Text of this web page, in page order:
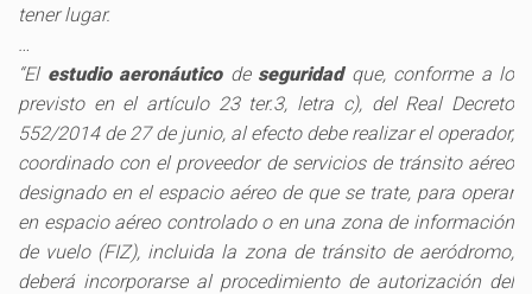
tener lugar.
…
“El estudio aeronáuticode seguridadque, conforme a lo
previsto en el artículo 23 ter.3, letra c), del Real Decreto
552/2014 de 27 de junio, al efecto debe realizar el operador,
coordinado con el proveedor de servicios de tránsito aéreo
designado en el espacio aéreo de que se trate, para operar
en espacio aéreo controlado o en una zona de información
de vuelo (FIZ), incluida la zona de tránsito de aeródromo,
deberá incorporarse al procedimiento de autorización del